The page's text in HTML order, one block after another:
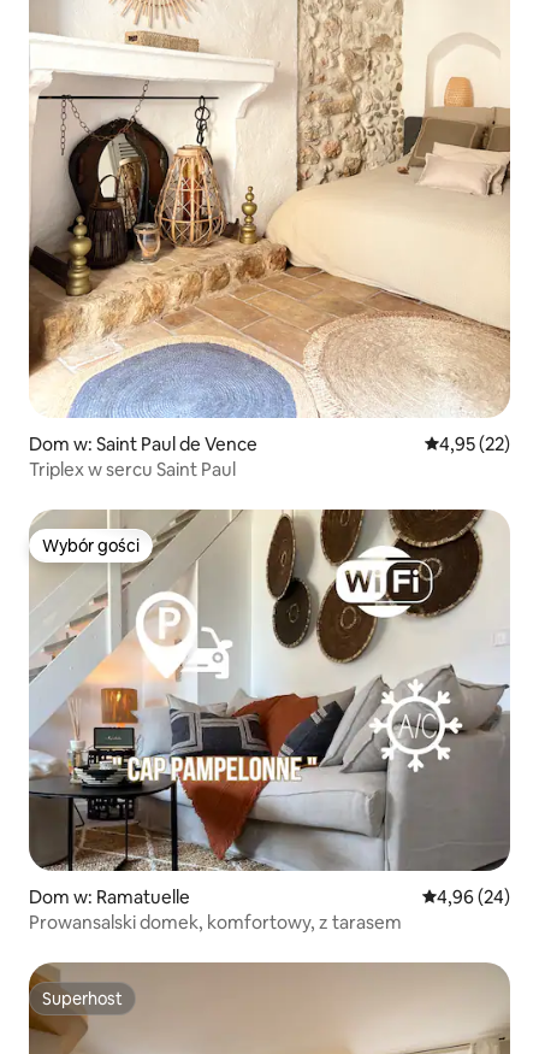
Dom w: Saint Paul de Vence Średnia
4,95 (22)
Triplex w sercu Saint Paul
Wybór gości
Wybór gości
Dom w: Ramatuelle Średnia
4,96 (24)
Prowansalski domek, komfortowy, z tarasem
Superhost
Superhost